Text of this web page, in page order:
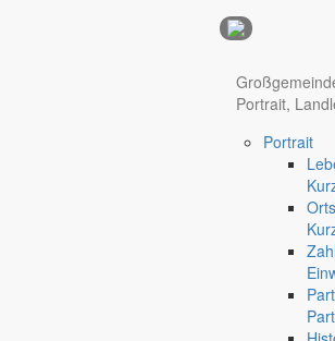
Regional werben auf markersdorf.de!
Portrait,
Portrait